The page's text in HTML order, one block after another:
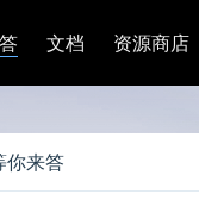
文档 资源商店
你来答